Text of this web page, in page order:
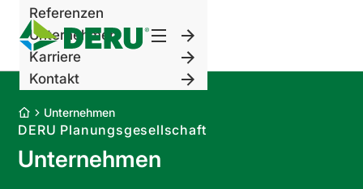
Referenzen
Unternehmen
Karriere
Kontakt
Unternehmen
DERU Planungsgesellschaft
Unternehmen